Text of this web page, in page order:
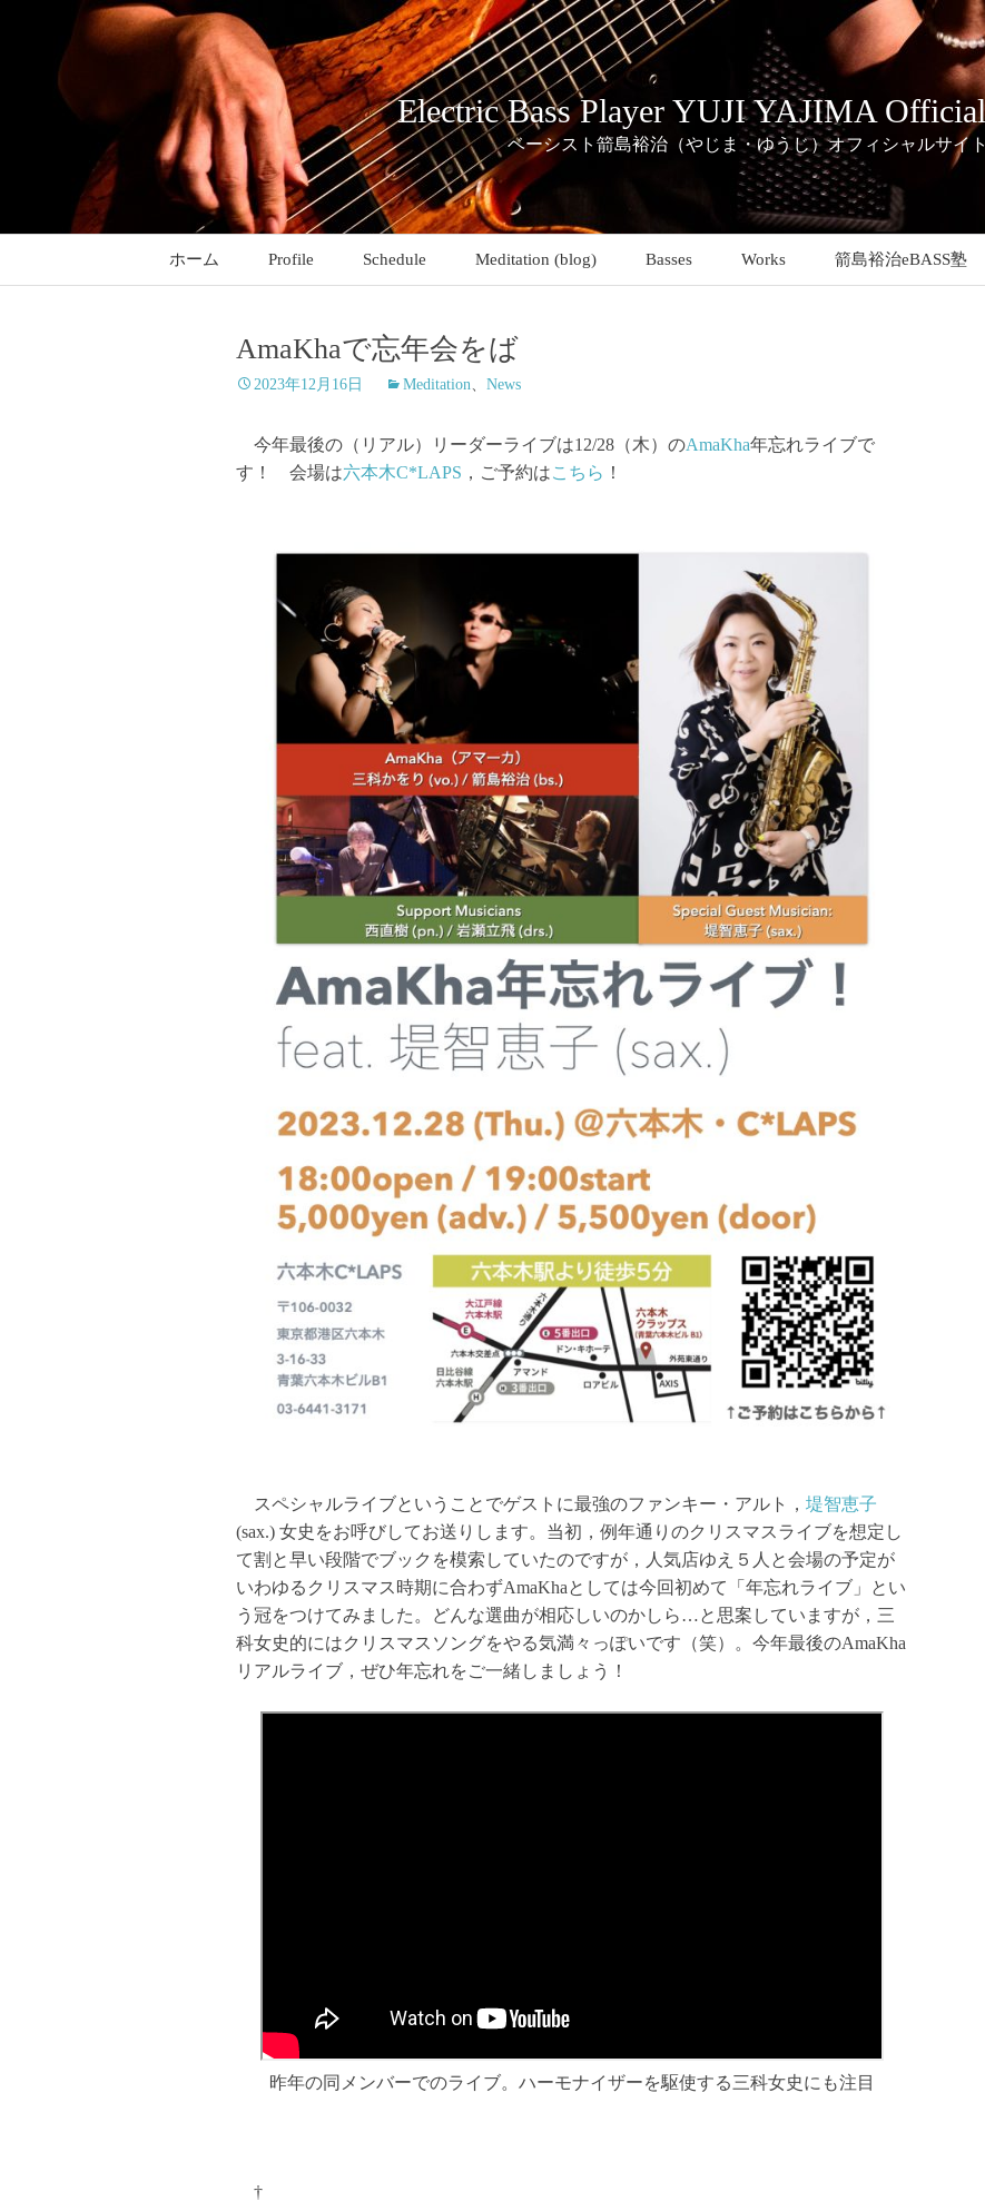
ッ
Electric Bass Player YUJI YAJIMA
ベーシスト箭島裕治（やじま・ゆうじ）オフィシャルサイト
ホーム Profile Schedule Meditation (blog) Basses Works 箭島裕治eBASS塾
AmaKhaで忘年会をば
2023年12月16日 Meditation、 News
今年最後の（リアル）リーダーライブは12/28（木）のAmaKha年忘れライブで
す！ 会場は六本木C*LAPS ，ご予約はこちら ！
スペシャルライブということでゲストに最強のファンキー・アルト， 堤智恵子
(sax.) 女史をお呼びしてお送りします。当初，例年通りのクリスマスライブを想定し
て割と早い段階でブックを模索していたのですが，人気店ゆえ５人と会場の予定が
いわゆるクリスマス時期に合わずAmaKhaとしては今回初めて「年忘れライブ」とい
う冠をつけてみました。どんな選曲が相応しいのかしら…と思案していますが，三
科女史的にはクリスマスソングをやる気満々っぽいです（笑）。今年最後のAmaKha
リアルライブ，ぜひ年忘れをご一緒しましょう！
昨年の同メンバーでのライブ。ハーモナイザーを駆使する三科女史にも注目
†